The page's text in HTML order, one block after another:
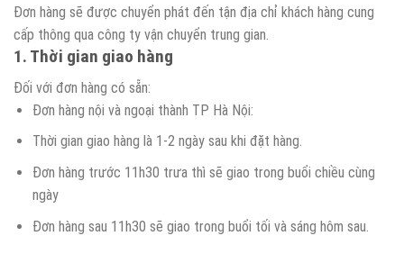
Đơn hàng sẽ được chuyển phát đến tận địa chỉ khách hàng cung
cấp thông qua công ty vận chuyển trung gian.
1. Thời gian giao hàng
Đối với đơn hàng có sẵn:
Đơn hàng nội và ngoại thành TP Hà Nội:
Thời gian giao hàng là 1-2 ngày sau khi đặt hàng.
Đơn hàng trước 11h30 trưa thì sẽ giao trong buổi chiều cùng
ngày
Đơn hàng sau 11h30 sẽ giao trong buổi tối và sáng hôm sau.